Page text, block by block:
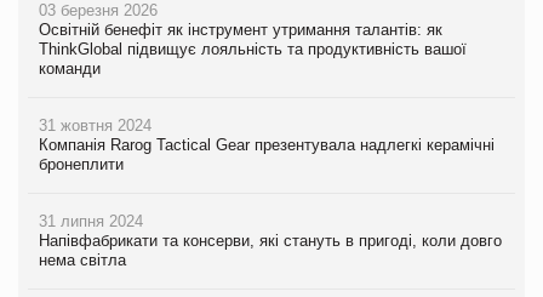
03 березня 2026
Освітній бенефіт як інструмент утримання талантів: як
ThinkGlobal підвищує лояльність та продуктивність вашої
команди
31 жовтня 2024
Компанія Rarog Tactical Gear презентувала надлегкі керамічні
бронеплити
31 липня 2024
Напівфабрикати та консерви, які стануть в пригоді, коли довго
нема світла